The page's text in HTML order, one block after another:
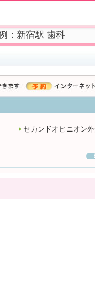
セカンドオピニオン